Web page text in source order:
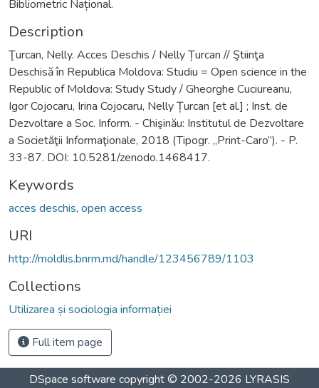
Bibliometric Național.
Description
Ţurcan, Nelly. Acces Deschis / Nelly Țurcan // Ştiinţa
Deschisă în Republica Moldova: Studiu = Open science in the
Republic of Moldova: Study Study / Gheorghe Cuciureanu,
Igor Cojocaru, Irina Cojocaru, Nelly Țurcan [et al.] ; Inst. de
Dezvoltare a Soc. Inform. - Chişinău: Institutul de Dezvoltare
a Societăţii Informaţionale, 2018 (Tipogr. „Print-Caro”). - P.
33-87. DOI: 10.5281/zenodo.1468417.
Keywords
acces deschis, open access
URI
http://moldlis.bnrm.md/handle/123456789/1103
Collections
Utilizarea și sociologia informației
Full item page
DSpace software copyright © 2002-2026 LYRASIS